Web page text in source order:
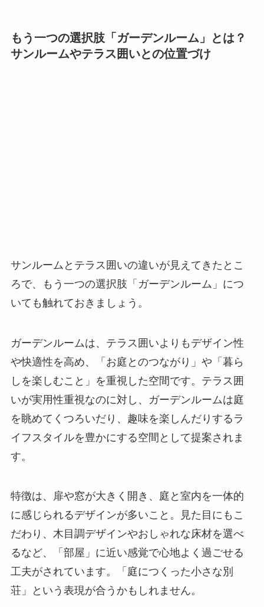
もう一つの選択肢「ガーデンルーム」とは？
サンルームやテラス囲いとの位置づけ
サンルームとテラス囲いの違いが見えてきたとこ
ろで、もう一つの選択肢「ガーデンルーム」につ
いても触れておきましょう。
ガーデンルームは、テラス囲いよりもデザイン性
や快適性を高め、「お庭とのつながり」や「暮ら
しを楽しむこと」を重視した空間です。テラス囲
いが実用性重視なのに対し、ガーデンルームは庭
を眺めてくつろいだり、趣味を楽しんだりするラ
イフスタイルを豊かにする空間として提案されま
す。
特徴は、扉や窓が大きく開き、庭と室内を一体的
に感じられるデザインが多いこと。見た目にもこ
だわり、木目調デザインやおしゃれな床材を選べ
るなど、「部屋」に近い感覚で心地よく過ごせる
工夫がされています。「庭につくった小さな別
荘」という表現が合うかもしれません。